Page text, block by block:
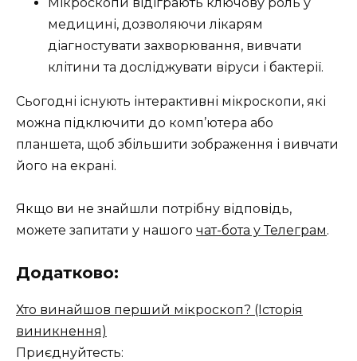
медицині, дозволяючи лікарям
діагностувати захворювання, вивчати
клітини та досліджувати віруси і бактерії.
Сьогодні існують інтерактивні мікроскопи, які
можна підключити до комп’ютера або
планшета, щоб збільшити зображення і вивчати
його на екрані.
Якщо ви не знайшли потрібну відповідь,
можете запитати у нашого чат-бота у Телеграм.
Додатково:
Хто винайшов перший мікроскоп? (Історія
виникнення)
Приєднуйтесть: